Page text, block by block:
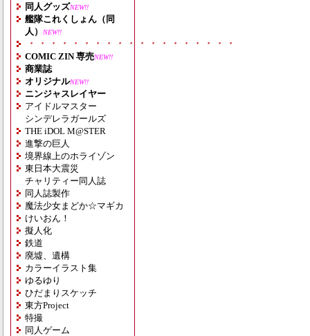
同人グッズNEW!!
艦隊これくしょん（同
人）
NEW!!
・・・・・・・・・・・・・・・・・・・
COMIC ZIN 専売NEW!!
商業誌
オリジナルNEW!!
ニンジャスレイヤー
アイドルマスター
シンデレラガールズ
THE iDOL M@STER
進撃の巨人
境界線上のホライゾン
東日本大震災
チャリティー同人誌
同人誌製作
魔法少女まどか☆マギカ
けいおん！
擬人化
鉄道
廃墟、遺構
カラーイラスト集
ゆるゆり
ひだまりスケッチ
東方Project
特撮
同人ゲーム